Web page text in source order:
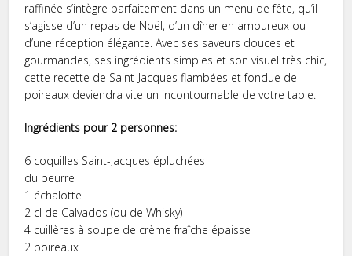
raffinée s’intègre parfaitement dans un menu de fête, qu’il
s’agisse d’un repas de Noël, d’un dîner en amoureux ou
d’une réception élégante. Avec ses saveurs douces et
gourmandes, ses ingrédients simples et son visuel très chic,
cette recette de Saint-Jacques flambées et fondue de
poireaux deviendra vite un incontournable de votre table.
Ingrédients pour 2 personnes:
6 coquilles Saint-Jacques épluchées
du beurre
1 échalotte
2 cl de Calvados (ou de Whisky)
4 cuillères à soupe de crème fraîche épaisse
2 poireaux